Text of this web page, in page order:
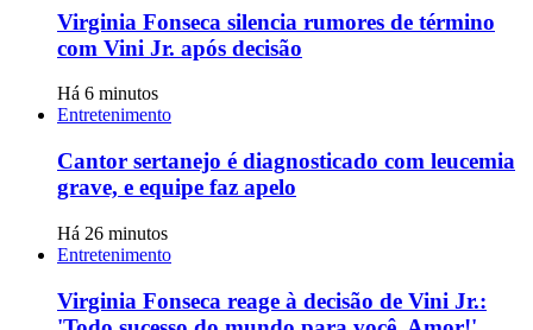
Virginia Fonseca silencia rumores de término
com Vini Jr. após decisão
Há 6 minutos
Entretenimento
Cantor sertanejo é diagnosticado com leucemia
grave, e equipe faz apelo
Há 26 minutos
Entretenimento
Virginia Fonseca reage à decisão de Vini Jr.: